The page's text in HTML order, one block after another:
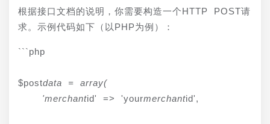
根据接口文档的说明，你需要构造一个HTTP POST请
求。示例代码如下（以PHP为例）：
```php
$postdata = array(
    'merchant
id' => 'yourmerchantid',